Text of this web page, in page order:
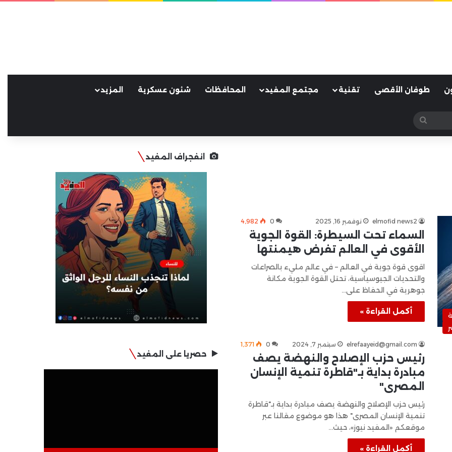
طوفان الأقصى تقنية مجتمع المفيد المحافظات شئون عسكرية المزيد
بحث
عن
elmofid news2 نوفمبر 16, 2025 0 4٬982
السماء تحت السيطرة: القوة الجوية
الأقوى في العالم تفرض هيمنتها
اقوى قوة جوية في العالم – في عالم مليء بالصراعات
والتحديات الجيوسياسية، تحتل القوة الجوية مكانة
جوهرية في الحفاظ على…
أكمل القراءة »
elrefaayeid@gmail.com سبتمبر 7, 2024 0 1٬371
رئيس حزب الإصلاح والنهضة يصف
مبادرة بداية بـ"قاطرة تنمية الإنسان
المصرى"
رئيس حزب الإصلاح والنهضة يصف مبادرة بداية بـ"قاطرة
تنمية الإنسان المصرى" هذا هو موضوع مقالنا عبر
موقعكم «المفيد نيوز»، حيث…
أكمل القراءة »
انفجراف المفيد
حصريا على المفيد